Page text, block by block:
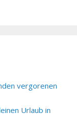
vergorenen
Urlaub in